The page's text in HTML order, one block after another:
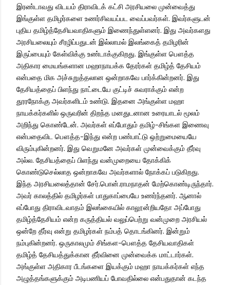
இரண்டாவது விடயம் திராவிடக் கட்சி அரசியலை முன்வைத்து
இங்குள்ள தமிழர்களை உணர்சிவயப்பட வைப்பவர்கள். இவர்களுடன்
புதிய தமிழ்த்தேசியவாதிகளும் இணைந்துள்ளனர். இது அவர்களது
அரசியலையும் சீரழிப்பதுடன் இல்லாமல் இலங்கைத் தமிழரின்
இருப்பையும் கேள்விக்கு உண்டாக்குகிறது. இங்குள்ள பௌத்த
அதிகார மையங்களான மஹாநாயக்க தேரர்கள் தமிழ்த் தேசியம்
என்பதை மிக அச்சுறுத்தலான ஒன்றாகவே பார்க்கின்றனர். இது
தேசியத்தைப் பிளந்து நாட்டையே குட்டிச் சுவராக்கும் என்ற
தூரநோக்கு அவர்களிடம் உண்டு. இதனை அங்குள்ள மஹா
நாயக்கர்களில் ஒருவரின் திறந்த மனதுடனான உரையாடல் மூலம்
அறிந்து கொண்டேன். அவர்கள் எப்போதும் தமிழ்-சிங்கள இணைவு
என்பதைவிட பௌத்த-இந்து என்ற பண்பாட்டு ஒற்றுமையையே
விரும்புகின்றனர். இது வெறுமனே அவர்கள் முன்வைக்கும் தீர்வு
அல்ல. தேசியத்தைப் பிளந்து வன்முறையை தோக்கிக்
கொண்டுசெல்லாத ஒன்றாகவே அவர்களால் நோக்கப் படுகிறது.
இந்த அரசியலைத்தான் சேர்.பொன்.ராமநாதன் மேற்கொண்டிருந்தார்.
அவர் காலத்தில் தமிழர்கள் பாதுகாப்பையே உணர்ந்தனர். ஆனால்
எப்போது திராவிடவாதம் இலங்கையில் காலூன்றியதோ அப்போது
தமிழ்த்தேசியம் என்ற கருத்தியல் வலுப்பெற்று வன்முறை அரசியல்
ஒன்றே தீர்வு என்று தமிழர்கள் நம்பத் தொடங்கினர். இன்றும்
நம்புகின்றனர். ஒருகாலமும் சிங்கள-பௌத்த தேசியவாதிகள்
தமிழ்த் தேசியத்துக்கான தீர்வினை முன்வைக்க மாட்டார்கள்.
அங்குள்ள அதிகார பீடங்களை இயக்கும் மஹா நாயக்கர்கள் எந்த
அழுத்தங்களுக்கும் அடிபணியப் போவதில்லை என்பதுதான் கடந்த